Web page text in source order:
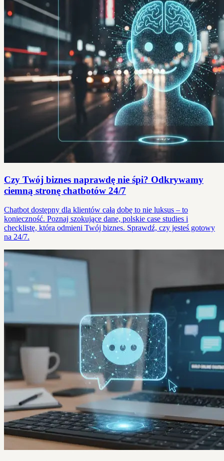
Czy Twój biznes naprawdę nie śpi? Odkrywamy
ciemną stronę chatbotów 24/7
Chatbot dostępny dla klientów całą dobę to nie luksus – to
konieczność. Poznaj szokujące dane, polskie case studies i
checklistę, która odmieni Twój biznes. Sprawdź, czy jesteś gotowy
na 24/7.